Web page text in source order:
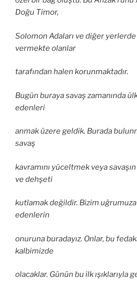
Doğu Timor,
Solomon Adaları ve diğer
vermekte olanlar
tarafından halen korunmaktadır.
Bugün buraya savaş zamanında
edenleri
anmak üzere geldik. Burada
savaş
kavramını yüceltmek veya
ve dehşeti
kutlamak değildir. Bizim uğrumuza
edenlerin
onuruna buradayız. Onlar, bu
kalbimizde
olacaklar. Günün bu ilk ışıklarıyla